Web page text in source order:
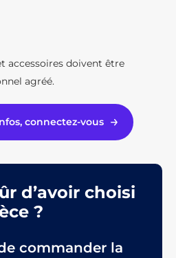
accessoires doivent être
agréé.
connectez-vous
d’avoir choisi
?
commander la